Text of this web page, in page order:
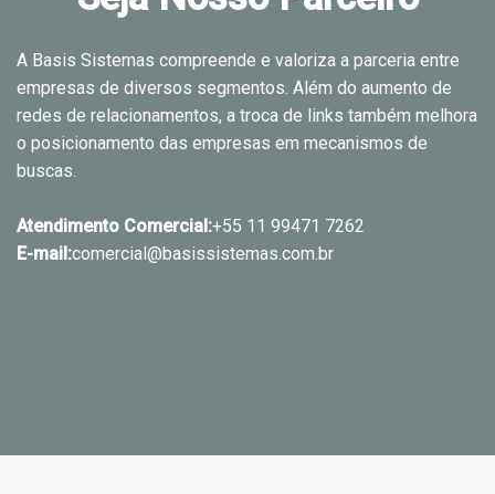
A Basis Sistemas compreende e valoriza a parceria entre
empresas de diversos segmentos. Além do aumento de
redes de relacionamentos, a troca de links também melhora
o posicionamento das empresas em mecanismos de
buscas.
Atendimento Comercial:+55 11 99471 7262
E-mail:comercial@basissistemas.com.br